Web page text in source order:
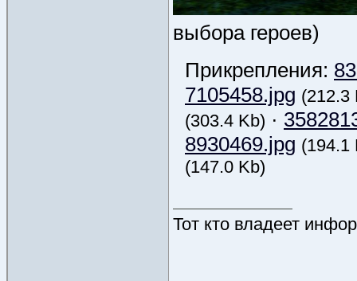
выбора героев)
Прикрепления:
7105458.jpg (212.3
(303.4 Kb) ·
8930469.jpg (194.1
(147.0 Kb)
Тот кто владеет